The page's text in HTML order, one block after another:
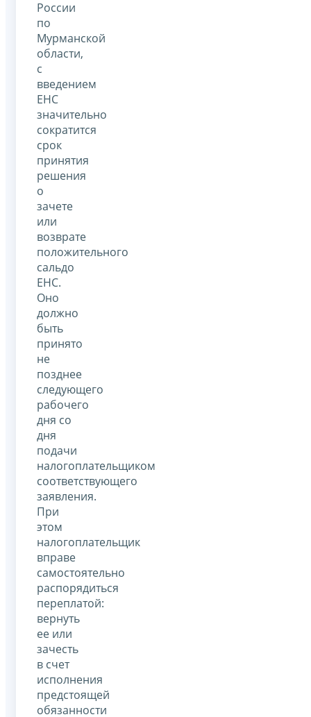
России
по
Мурманской
области,
с
введением
ЕНС
значительно
сократится
срок
принятия
решения
о
зачете
или
возврате
положительного
сальдо
ЕНС.
Оно
должно
быть
принято
не
позднее
следующего
рабочего
дня со
дня
подачи
налогоплательщиком
соответствующего
заявления.
При
этом
налогоплательщик
вправе
самостоятельно
распорядиться
переплатой:
вернуть
ее или
зачесть
в счет
исполнения
предстоящей
обязанности